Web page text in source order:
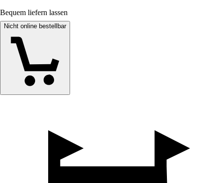
Bequem liefern lassen
Nicht online bestellbar